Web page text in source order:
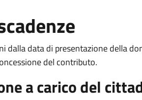
dalla data di presentazione della
del contributo.
a carico del